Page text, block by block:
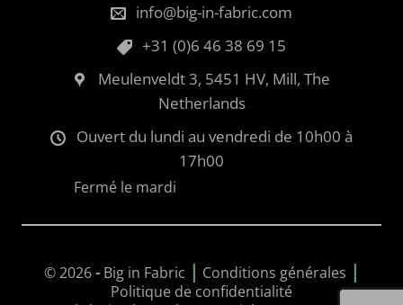
info@big-in-fabric.com
+31 (0)6 46 38 69 15
Meulenveldt 3, 5451 HV, Mill, The
Netherlands
Ouvert du lundi au vendredi de 10h00 à
17h00
Fermé le mardi
© 2026-Big in Fabric | Conditions générales |
Politique de confidentialité